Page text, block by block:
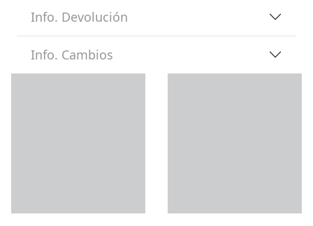
Info. Devolución
Info. Cambios